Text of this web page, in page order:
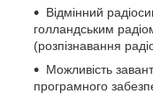
Відмінний
голландським
(розпізнавання
Можливість
програмного